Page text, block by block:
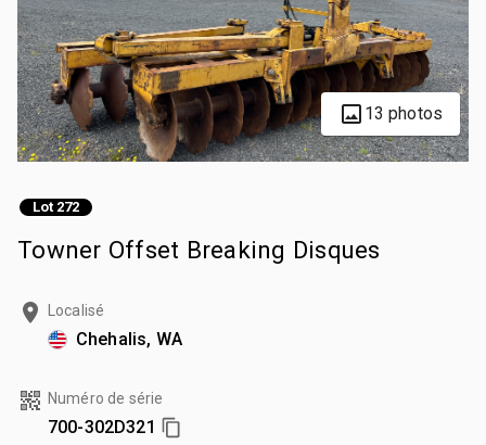
13 photos
Lot 272
Towner Offset Breaking Disques
Localisé
Chehalis, WA
Numéro de série
700-302D321